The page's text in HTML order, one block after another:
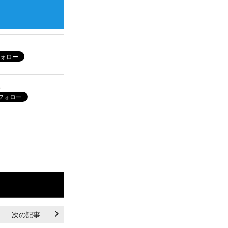
次の記事